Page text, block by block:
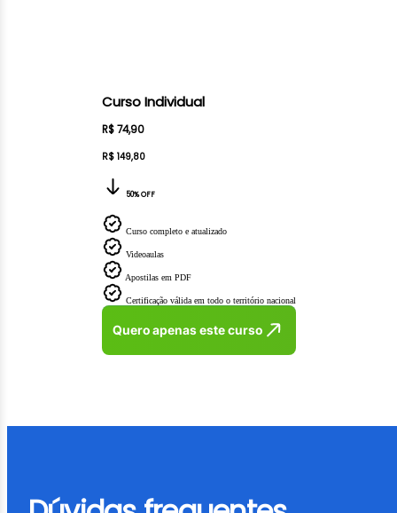
Curso Individual
R$ 74,90
R$ 149,80
50% OFF
Curso completo e atualizado
Videoaulas
Apostilas em PDF
Certificação válida em todo o território nacional
Quero apenas este curso